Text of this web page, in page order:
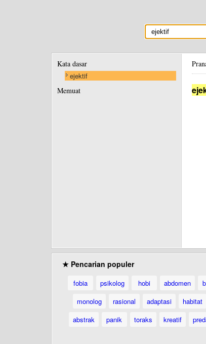
Kata dasar
ejektif
Memuat
★ Pencarian populer
fobia psikolog hobi abdomen
monolog
rasional adaptasi habitat
abstrak
panik toraks kreatif